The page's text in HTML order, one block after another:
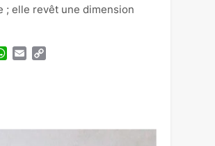
; elle revêt une dimension
WhatsApp
Email